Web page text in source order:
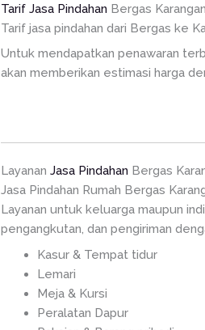
Tarif Jasa Pindahan Bergas
Tarif jasa pindahan dari Bergas ke
Untuk mendapatkan penawaran
akan memberikan estimasi harga
LayananJasa Pindahan Bergas
Jasa Pindahan Rumah Bergas
Layanan untuk keluarga maupun
pengangkutan, dan pengiriman
Kasur & Tempat tidur
Lemari
Meja & Kursi
Peralatan Dapur